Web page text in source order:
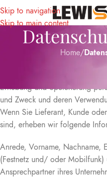
Skip to navigation
Skip to main content
Home/
Hinweise zur
Erhebung und Speicherung
und Zweck und deren
Wenn Sie Lieferant, Kunde
sind, erheben wir folgende
Anrede, Vorname, Nachname,
(Festnetz und/ oder Mobilfunk)
Ansprechpartner ihres